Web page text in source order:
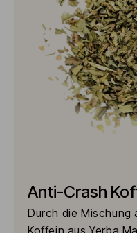
Anti-Crash
Durch die Mischung
Koffein aus Yerba